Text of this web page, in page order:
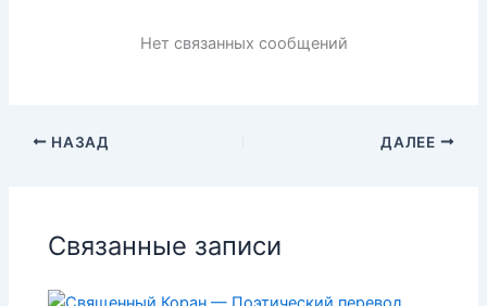
Нет связанных сообщений
НАЗАД ДАЛЕЕ
Связанные записи